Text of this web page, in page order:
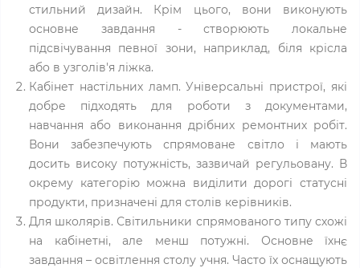
стильний дизайн. Крім цього, вони виконують
основне завдання - створюють локальне
підсвічування певної зони, наприклад, біля крісла
або в узголів'я ліжка.
Кабінет настільних ламп. Універсальні пристрої, які
добре підходять для роботи з документами,
навчання або виконання дрібних ремонтних робіт.
Вони забезпечують спрямоване світло і мають
досить високу потужність, зазвичай регульовану. В
окрему категорію можна виділити дорогі статусні
продукти, призначені для столів керівників.
Для школярів. Світильники спрямованого типу схожі
на кабінетні, але менш потужні. Основне їхнє
завдання – освітлення столу учня. Часто їх оснащують